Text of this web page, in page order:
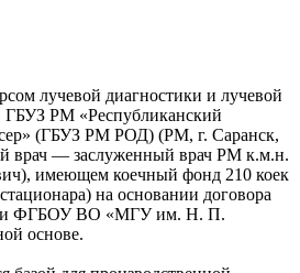
лучевой диагностики и лучевой
ГБУЗ РМ «Республиканский
(ГБУЗ РМ РОД) (РМ, г. Саранск,
врач — заслуженный врач РМ к.м.н.
имеющем коечный фонд 210 коек
на основании договора
и ФГБОУ ВО «МГУ им. Н. П.
основе.